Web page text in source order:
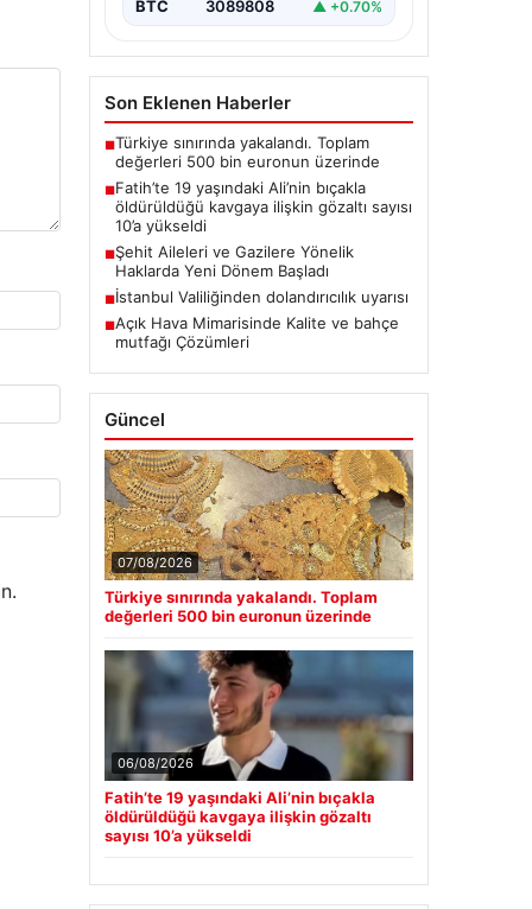
BTC 3089808 ▲ +0.70%
Son Eklenen Haberler
■Türkiye sınırında yakalandı. Toplam
değerleri 500 bin euronun üzerinde
■Fatih’te 19 yaşındaki Ali’nin bıçakla
öldürüldüğü kavgaya ilişkin gözaltı sayısı
10’a yükseldi
■Şehit Aileleri ve Gazilere Yönelik
Haklarda Yeni Dönem Başladı
■İstanbul Valiliğinden dolandırıcılık uyarısı
■Açık Hava Mimarisinde Kalite ve bahçe
mutfağı Çözümleri
Güncel
07/08/2026
Türkiye sınırında yakalandı. Toplam
değerleri 500 bin euronun üzerinde
06/08/2026
Fatih’te 19 yaşındaki Ali’nin bıçakla
öldürüldüğü kavgaya ilişkin gözaltı
sayısı 10’a yükseldi